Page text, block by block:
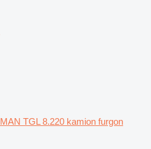
MAN TGL 8.220 kamion furgon